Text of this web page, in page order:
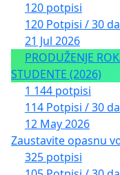
120 potpisi
120 Potpisi / 30
21 Jul 2026
PRODUŽENJE
STUDENTE (2026)
1 144 potpisi
114 Potpisi / 30
12 May 2026
Zaustavite opasnu
325 potpisi